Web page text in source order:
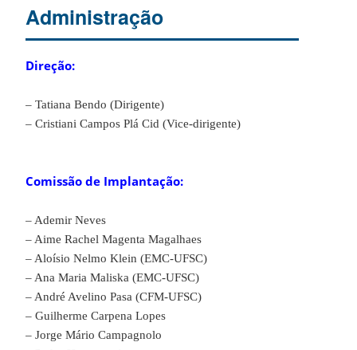
Administração
Direção:
– Tatiana Bendo (Dirigente)
– Cristiani Campos Plá Cid (Vice-dirigente)
Comissão de Implantação:
– Ademir Neves
– Aime Rachel Magenta Magalhaes
– Aloísio Nelmo Klein (EMC-UFSC)
– Ana Maria Maliska (EMC-UFSC)
– André Avelino Pasa (CFM-UFSC)
– Guilherme Carpena Lopes
– Jorge Mário Campagnolo